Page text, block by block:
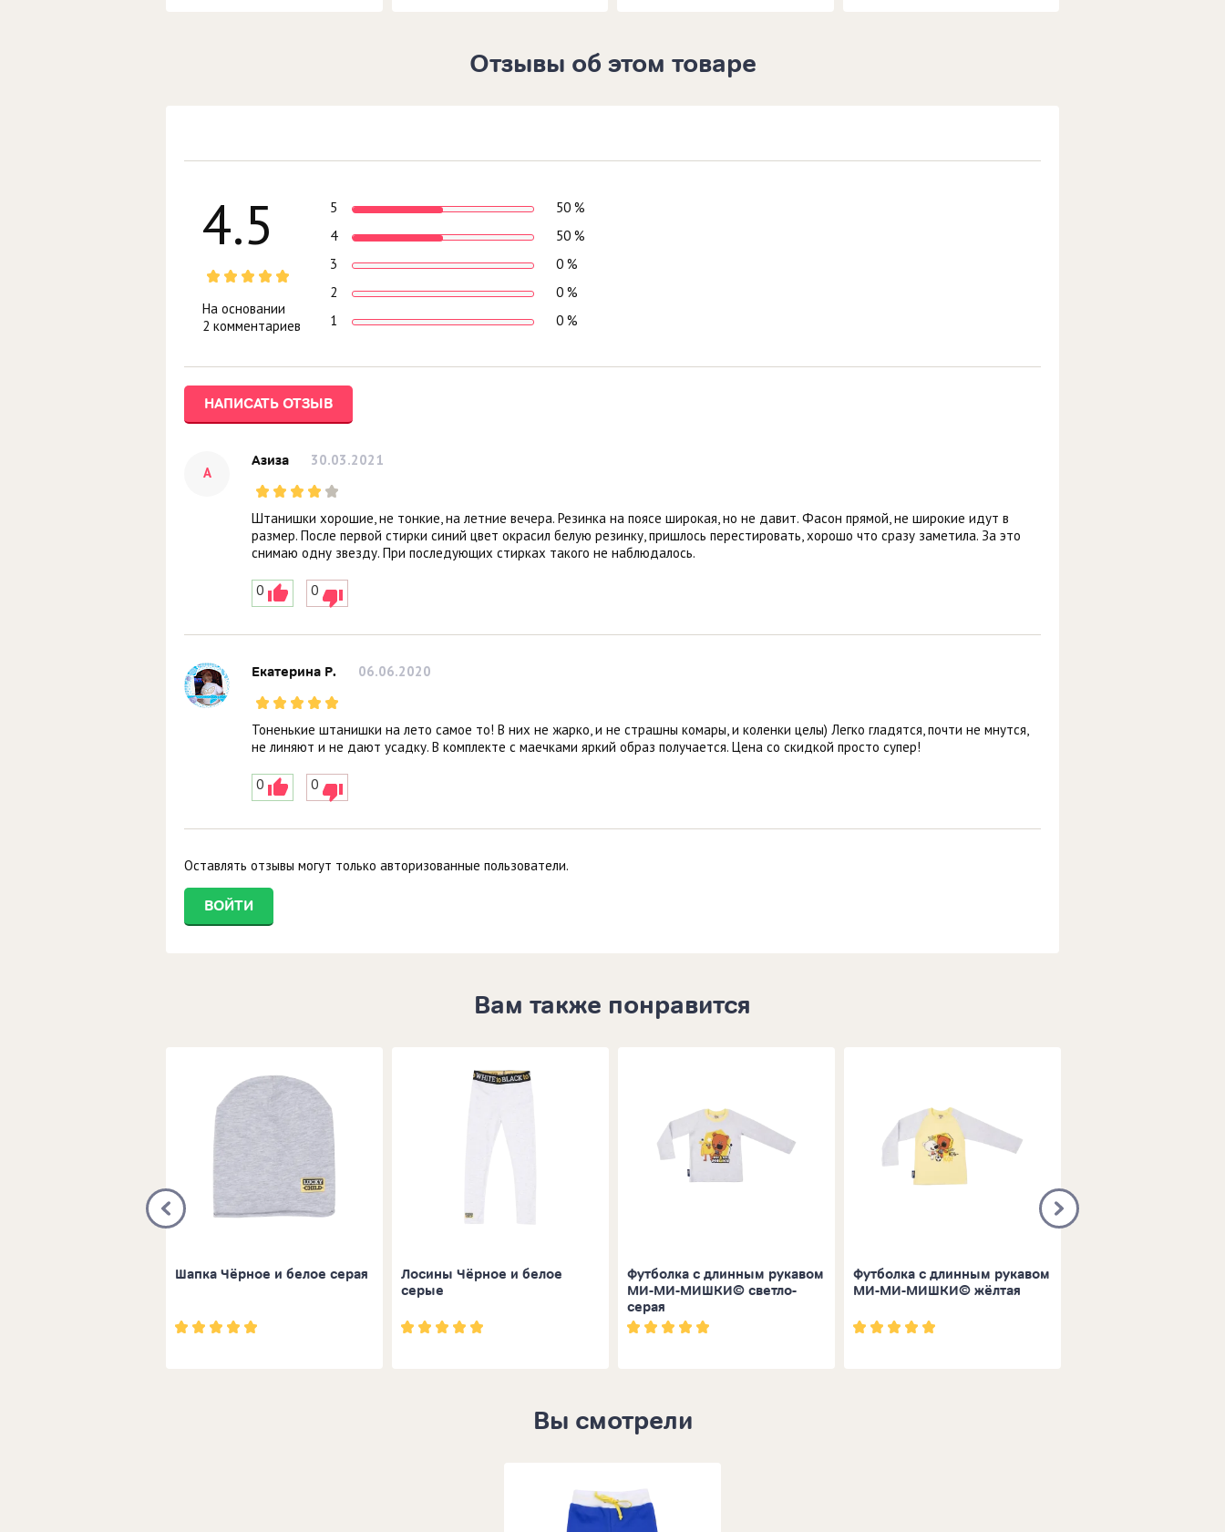
Отзывы об этом товаре
4.5
На основании
2 комментариев
5
50 %
4
50 %
3
0 %
2
0 %
1
0 %
НАПИСАТЬ ОТЗЫВ
А
Азиза 30.03.2021
Штанишки хорошие, не тонкие, на летние вечера. Резинка на поясе широкая, но не давит. Фасон прямой, не широкие идут в
размер. После первой стирки синий цвет окрасил белую резинку, пришлось перестировать, хорошо что сразу заметила. За это
снимаю одну звезду. При последующих стирках такого не наблюдалось.
0 0
Екатерина Р. 06.06.2020
Тоненькие штанишки на лето самое то! В них не жарко, и не страшны комары, и коленки целы) Легко гладятся, почти не мнутся,
не линяют и не дают усадку. В комплекте с маечками яркий образ получается. Цена со скидкой просто супер!
0 0
Оставлять отзывы могут только авторизованные пользователи.
ВОЙТИ
Вам также понравится
Шапка Чёрное и белое серая
Лосины Чёрное и белое
серые
Футболка с длинным рукавом
МИ-МИ-МИШКИ© светло-
серая
Футболка с длинным рукавом
МИ-МИ-МИШКИ© жёлтая
Вы смотрели